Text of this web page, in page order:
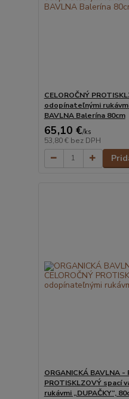
CELOROČNÝ
odopínateľnými rukávmi
BAVLNA Balerína 80cm
65,10 €/ks
53,80 € bez DPH
ORGANICKÁ BAVLNA -
PROTISKLZOVÝ spací
rukávmi „DUPAČKY“,